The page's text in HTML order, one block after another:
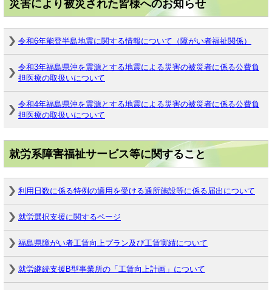
災害により被災された皆様へのお知らせ
令和6年能登半島地震に関する情報について（障がい者福祉関係）
令和3年福島県沖を震源とする地震による災害の被災者に係る公費負
担医療の取扱いについて
令和4年福島県沖を震源とする地震による災害の被災者に係る公費負
担医療の取扱いについて
就労系障害福祉サービス等に関すること
利用日数に係る特例の適用を受ける通所施設等に係る届出について
就労選択支援に関するページ
福島県障がい者工賃向上プラン及び工賃実績について
就労継続支援B型事業所の「工賃向上計画」について